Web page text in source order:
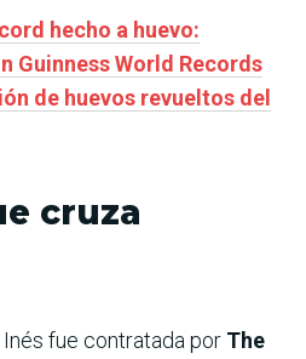
hecho a huevo:
Guinness World Records
de huevos revueltos del
cruza
fue contratada por The